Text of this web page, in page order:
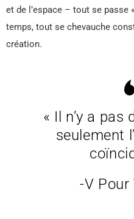
et de l’espace – tout se passe
temps, tout se chevauche
création.
« Il n’y a pas
seulement
-V Pour